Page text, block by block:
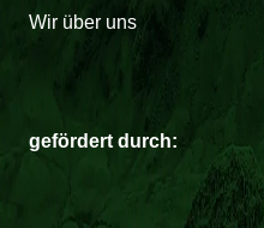
Wir über uns
gefördert durch: